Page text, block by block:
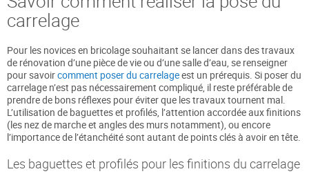
carrelage
Pour les novices en bricolage souhaitant se lancer dans des travaux
de rénovation d’une pièce de vie ou d’une salle d’eau, se renseigner
pour savoircomment poser du carrelageest un prérequis. Si poser du
carrelage n’est pas nécessairement compliqué, il reste préférable de
prendre de bons réflexes pour éviter que les travaux tournent mal.
L’utilisation de baguettes et profilés, l’attention accordée aux finitions
(les nez de marche et angles des murs notamment), ou encore
l’importance de l’étanchéité sont autant de points clés à avoir en tête.
Les baguettes et profilés pour les finitions du carrelage